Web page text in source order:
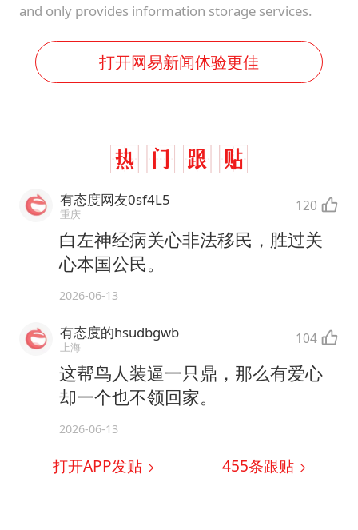
and only provides information storage services.
打开网易新闻体验更佳
有态度网友0sf4L5
重庆 120
白左神经病关心非法移民，胜过关
心本国公民。
2026-06-13
有态度的hsudbgwb
上海 104
这帮鸟人装逼一只鼎，那么有爱心
却一个也不领回家。
2026-06-13
打开APP发贴 455条跟贴